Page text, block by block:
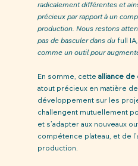
radicalement différentes et
précieux par rapport à un
production. Nous restons
pas de basculer dans du full IA
comme un outil pour
En somme, cette alliance
atout précieux en matière
développement sur les
challengent mutuellement
et s’adapter aux nouveaux
compétence plateau, et de
production.